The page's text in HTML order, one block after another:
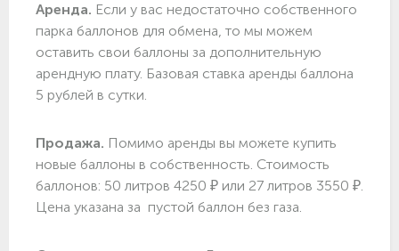
Аренда. Если у вас недостаточно собственного
парка баллонов для обмена, то мы можем
оставить свои баллоны за дополнительную
арендную плату. Базовая ставка аренды баллона
5 рублей в сутки.
Продажа. Помимо аренды вы можете купить
новые баллоны в собственность. Стоимость
баллонов: 50 литров 4250 ₽ или 27 литров 3550 ₽.
Цена указана за пустой баллон без газа.